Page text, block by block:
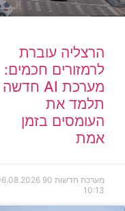
הרצליה עוברת
לרמזורים חכמים:
מערכת AI חדשה
תלמד את
העומסים בזמן
אמת
מערכת חדשות 90
10:13